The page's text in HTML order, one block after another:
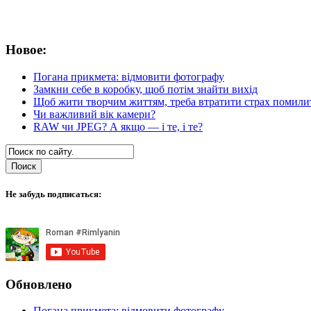
Новое:
Погана прикмета: відмовити фотографу
Замкни себе в коробку, щоб потім знайти вихід
Щоб жити творчим життям, треба втратити страх
Чи важливий вік камери?
RAW чи JPEG? А якщо — і те, і те?
Не забудь подписаться:
Обновлено